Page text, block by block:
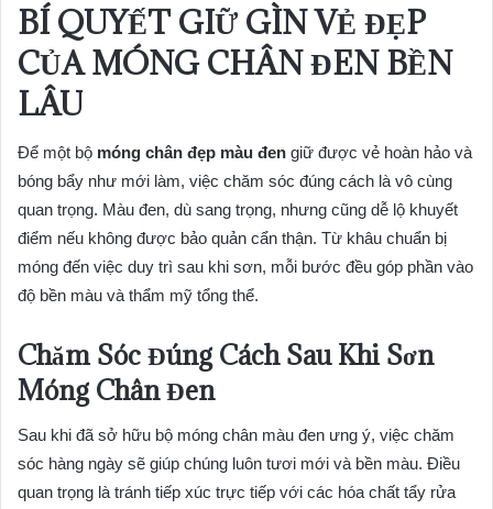
BÍ QUYẾT GIỮ GÌN VẺ ĐẸP
CỦA MÓNG CHÂN ĐEN BỀN
LÂU
Để một bộ móng chân đẹp màu đen giữ được vẻ hoàn hảo và
bóng bẩy như mới làm, việc chăm sóc đúng cách là vô cùng
quan trọng. Màu đen, dù sang trọng, nhưng cũng dễ lộ khuyết
điểm nếu không được bảo quản cẩn thận. Từ khâu chuẩn bị
móng đến việc duy trì sau khi sơn, mỗi bước đều góp phần vào
độ bền màu và thẩm mỹ tổng thể.
Chăm Sóc Đúng Cách Sau Khi Sơn
Móng Chân Đen
Sau khi đã sở hữu bộ móng chân màu đen ưng ý, việc chăm
sóc hàng ngày sẽ giúp chúng luôn tươi mới và bền màu. Điều
quan trọng là tránh tiếp xúc trực tiếp với các hóa chất tẩy rửa